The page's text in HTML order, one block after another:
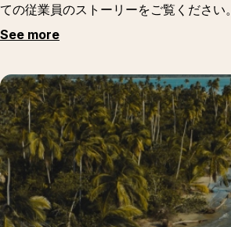
ての従業員のストーリーをご覧ください。
See more